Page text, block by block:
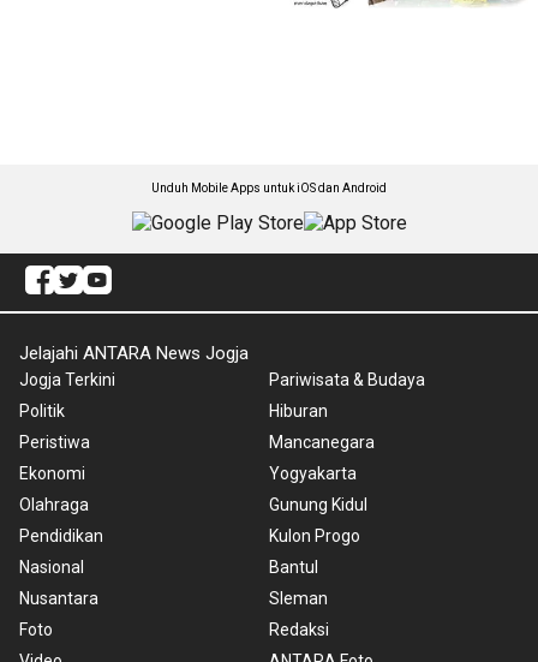
Unduh Mobile Apps untuk iOS dan Android
Jelajahi ANTARA News Jogja
Jogja Terkini
Politik
Peristiwa
Ekonomi
Olahraga
Pendidikan
Nasional
Nusantara
Foto
Pariwisata & Budaya
Hiburan
Mancanegara
Yogyakarta
Gunung Kidul
Kulon Progo
Bantul
Sleman
Redaksi